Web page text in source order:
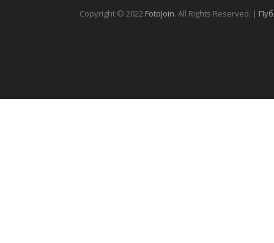
Copyright © 2022 FotoJoin. All Rights Reserved. |